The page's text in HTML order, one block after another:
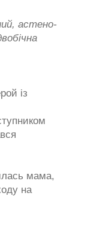
астено-
із
мама,
на